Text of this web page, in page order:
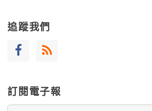
追蹤我們
訂閱電子報